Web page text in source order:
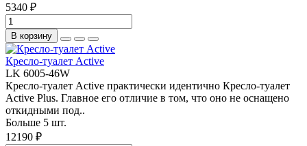
5340 ₽
В корзину
Кресло-туалет Active
LK 6005-46W
Кресло-туалет Active практически идентично Кресло-туалет
Active Plus. Главное его отличие в том, что оно не оснащено
откидными под..
Больше 5 шт.
12190 ₽